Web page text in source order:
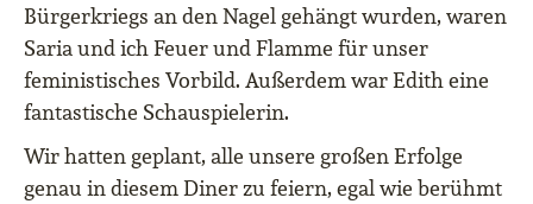
Bürgerkriegs an den Nagel gehängt wurden, waren
Saria und ich Feuer und Flamme für unser
feministisches Vorbild. Außerdem war Edith eine
fantastische Schauspielerin.
Wir hatten geplant, alle unsere großen Erfolge
genau in diesem Diner zu feiern, egal wie berühmt